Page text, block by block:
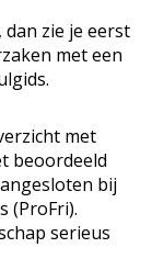
zie je eerst
met een
met
beoordeeld
bij
(ProFri).
serieus